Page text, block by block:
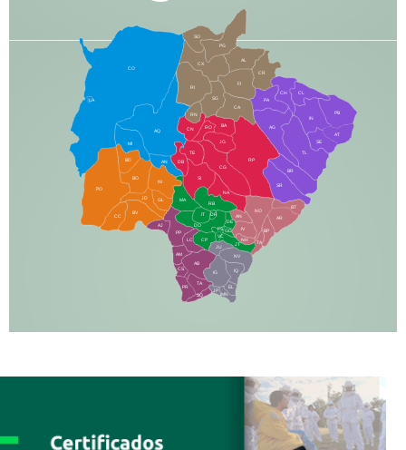
CO
AQ
MI
AN
CX
RI
AL
CR
FI
SG
BA
CA
PA
CH CL
PB
SE
TL
AG
BR
SR
BT
AR
RP
RO
JG
CG
SI
NA
TA
NH
JT
RB
MA
IT
DR
DO
CP
JU
NV
IQ
EL
BD
BO
NI
JD
PO
BV
CC
PP
AJ
LC
AM
AB
JP
DB
TE
CS
PR
TA
SQ
IG
MN
IN
NO
BP
RN
CN
GL
AN
IV
FS
VC
GD
DE
AT
PG
SO
LA